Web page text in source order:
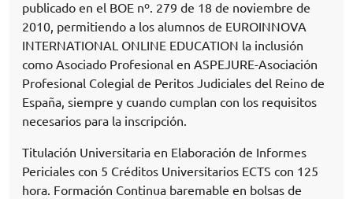
publicado en el BOE nº. 279 de 18 de noviembre de
2010, permitiendo a los alumnos de EUROINNOVA
INTERNATIONAL ONLINE EDUCATION la inclusión
como Asociado Profesional en ASPEJURE-Asociación
Profesional Colegial de Peritos Judiciales del Reino de
España, siempre y cuando cumplan con los requisitos
necesarios para la inscripción.
Titulación Universitaria en Elaboración de Informes
Periciales con 5 Créditos Universitarios ECTS con 125
hora. Formación Continua baremable en bolsas de